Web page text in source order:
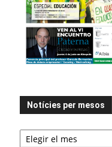
Notícies per mesos
Notícies
per